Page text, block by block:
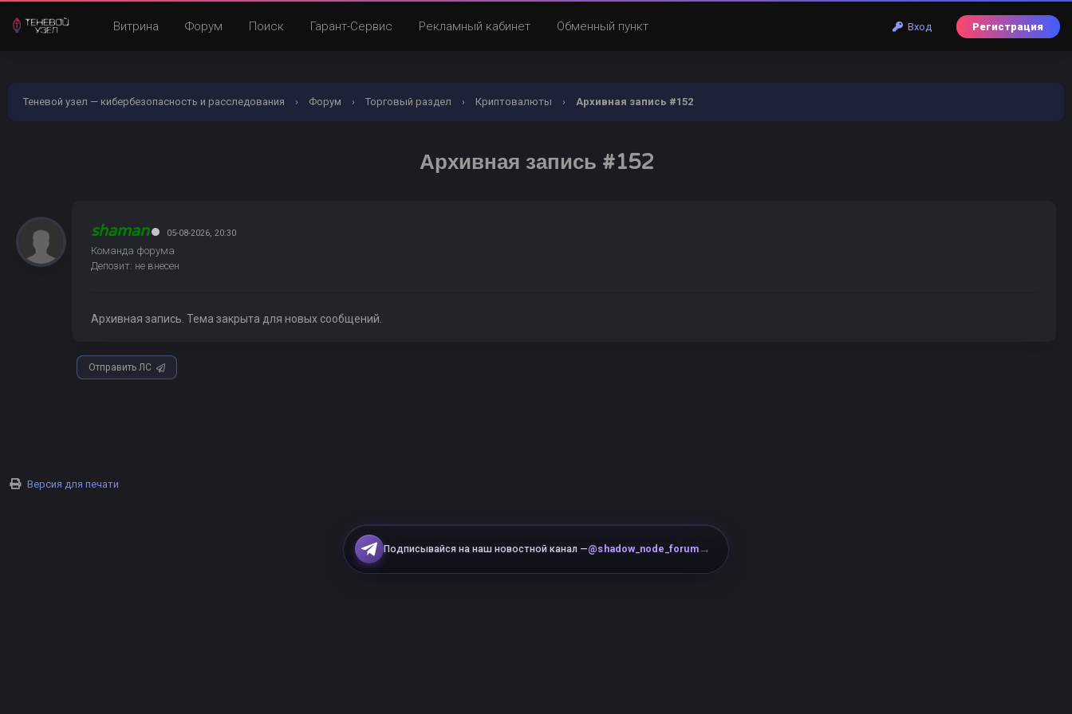
Вход Регистрация
Витрина Форум Поиск Гарант-Сервис Рекламный кабинет Обменный пункт
Теневой узел — кибербезопасность и расследования › Форум › Торговый раздел › Криптовалюты › Архивная запись #152
Архивная запись #152
shaman 05-08-2026, 20:30
Команда форума
Депозит: не внесен
Архивная запись. Тема закрыта для новых сообщений.
Отправить ЛС
Версия для печати
Подписывайся на наш новостной канал —@shadow_node_forum→